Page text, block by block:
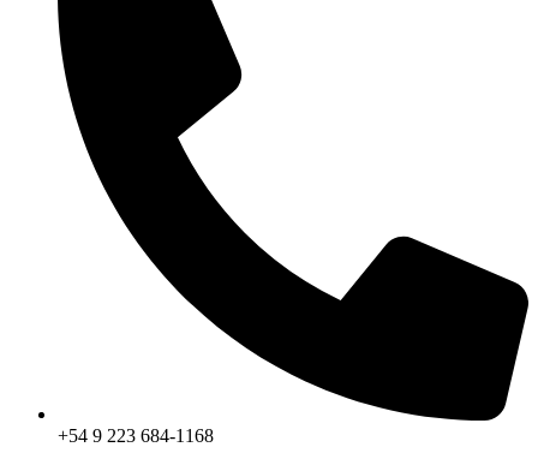
+54 9 223 684-1168